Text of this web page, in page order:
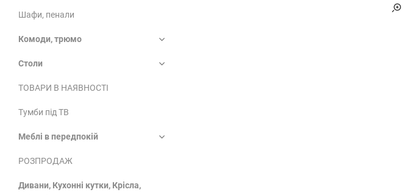
Шафи, пенали
Комоди, трюмо
Столи
ТОВАРИ В НАЯВНОСТІ
Тумби під ТВ
Меблі в передпокій
РОЗПРОДАЖ
Дивани, Кухонні кутки, Крісла,